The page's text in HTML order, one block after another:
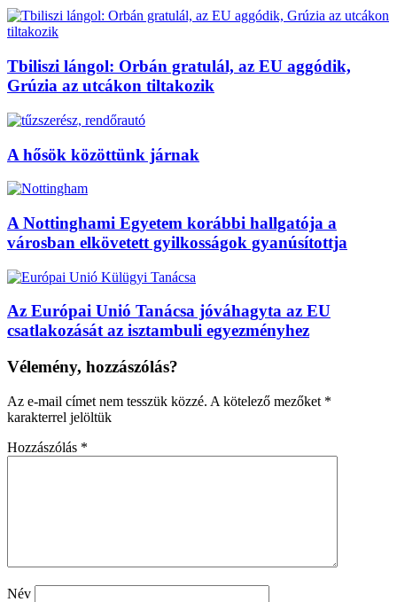
Tbiliszi lángol: Orbán gratulál, az EU aggódik,
Grúzia az utcákon tiltakozik
A hősök közöttünk járnak
A Nottinghami Egyetem korábbi hallgatója a
városban elkövetett gyilkosságok gyanúsítottja
Az Európai Unió Tanácsa jóváhagyta az EU
csatlakozását az isztambuli egyezményhez
Vélemény, hozzászólás?
Az e-mail címet nem tesszük közzé. A kötelező mezőket *
karakterrel jelöltük
Hozzászólás *
Név